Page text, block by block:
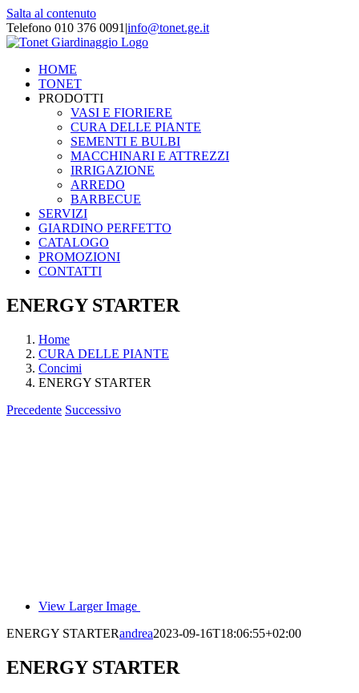
Salta al contenuto
Telefono 010 376 0091 |info@tonet.ge.it
HOME
TONET
PRODOTTI
VASI E FIORIERE
CURA DELLE PIANTE
SEMENTI E BULBI
MACCHINARI E ATTREZZI
IRRIGAZIONE
ARREDO
BARBECUE
SERVIZI
GIARDINO PERFETTO
CATALOGO
PROMOZIONI
CONTATTI
ENERGY STARTER
Home
CURA DELLE PIANTE
Concimi
ENERGY STARTER
Precedente Successivo
View Larger Image
ENERGY STARTERandrea2023-09-16T18:06:55+02:00
ENERGY STARTER